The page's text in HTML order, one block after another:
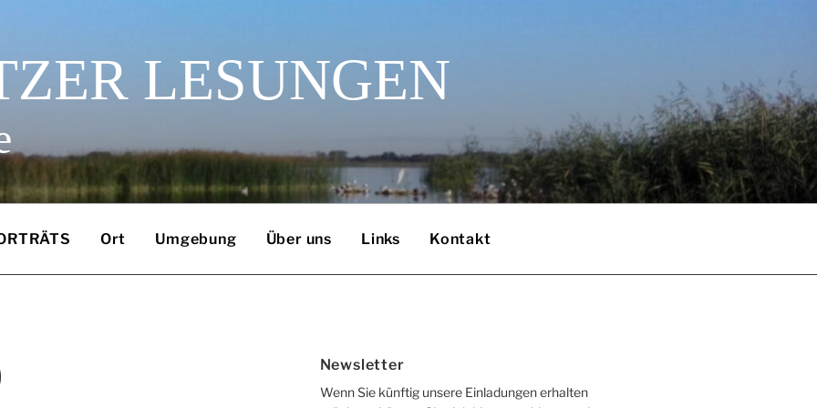
LESUNGEN
Ort Umgebung Über uns Links Kontakt
Newsletter
Wenn Sie künftig unsere Einladungen erhalten